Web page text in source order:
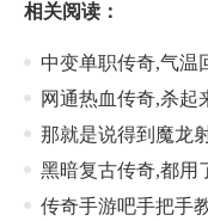
相关阅读：
中变单职传奇,气温
网通热血传奇,杀起
那就是说得到魔龙
黑暗复古传奇,都用
传奇手游吧手把手